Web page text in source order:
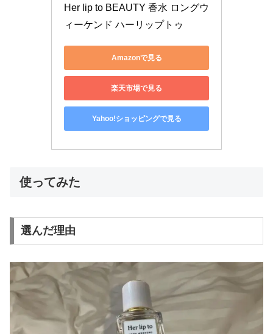
Her lip to BEAUTY 香水 ロングウ
ィーケンド ハーリップトゥ
Amazonで見る
楽天市場で見る
Yahoo!ショッピングで見る
使ってみた
選んだ理由